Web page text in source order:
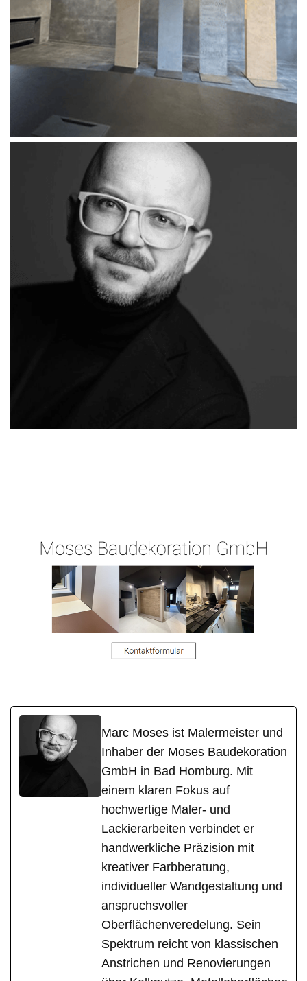
Marc Moses ist Malermeister und
Inhaber der Moses Baudekoration
GmbH in Bad Homburg. Mit
einem klaren Fokus auf
hochwertige Maler- und
Lackierarbeiten verbindet er
handwerkliche Präzision mit
kreativer Farbberatung,
individueller Wandgestaltung und
anspruchsvoller
Oberflächenveredelung. Sein
Spektrum reicht von klassischen
Anstrichen und Renovierungen